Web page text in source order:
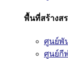
พื้นที่สร้างส
ศูนย์พั
ศูนย์กี